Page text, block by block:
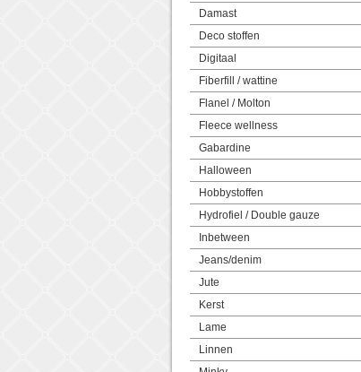
Damast
Deco stoffen
Digitaal
Fiberfill / wattine
Flanel / Molton
Fleece wellness
Gabardine
Halloween
Hobbystoffen
Hydrofiel / Double gauze
Inbetween
Jeans/denim
Jute
Kerst
Lame
Linnen